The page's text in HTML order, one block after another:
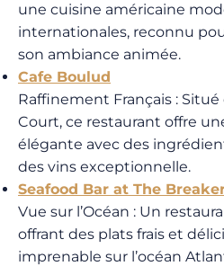
une cuisine américaine
internationales, reconnu
son ambiance animée.
Cafe Boulud
Raffinement Français : Situé
Court, ce restaurant offre
élégante avec des
des vins exceptionnelle.
Seafood Bar at The
Vue sur l’Océan : Un
offrant des plats frais et
imprenable sur l’océan